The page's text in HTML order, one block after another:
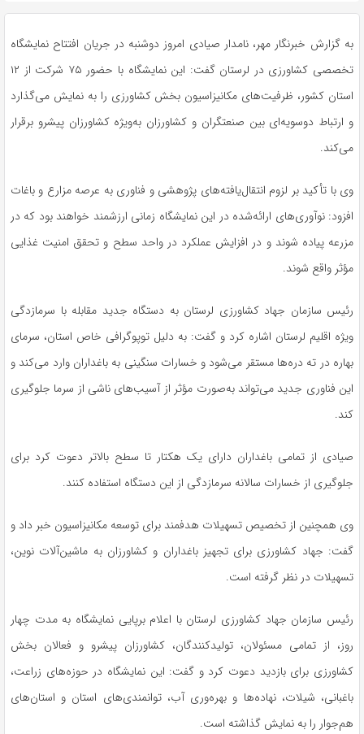
به گزارش خبرنگار مهر، نامدار صیادی امروز دوشنبه در جریان افتتاح نمایشگاه
تخصصی کشاورزی در لرستان گفت: این نمایشگاه با حضور ۷۵ شرکت از ۱۲
استان کشور، ظرفیت‌های مکانیزاسیون بخش کشاورزی را به نمایش می‌گذارد
و ارتباط دوسویه‌ای بین صنعتگران و کشاورزان به‌ویژه کشاورزان پیشرو برقرار
می‌کند.
وی با تأکید بر لزوم انتقال‌یافته‌های پژوهشی و فناوری به عرصه مزارع و باغات
افزود: نوآوری‌های ارائه‌شده در این نمایشگاه زمانی ارزشمند خواهند بود که در
مزرعه پیاده شوند و در افزایش عملکرد در واحد سطح و تحقق امنیت غذایی
مؤثر واقع شوند.
رئیس سازمان جهاد کشاورزی لرستان به دستگاه جدید مقابله با سرمازدگی
ویژه اقلیم لرستان اشاره کرد و گفت: به دلیل توپوگرافی خاص استان، سرمای
بهاره در ته دره‌ها مستقر می‌شود و خسارات سنگینی به باغداران وارد می‌کند و
این فناوری جدید می‌تواند به‌صورت مؤثر از آسیب‌های ناشی از سرما جلوگیری
کند.
صیادی از تمامی باغداران دارای یک هکتار تا سطح بالاتر دعوت کرد برای
جلوگیری از خسارات سالانه سرمازدگی از این دستگاه استفاده کنند.
وی همچنین از تخصیص تسهیلات هدفمند برای توسعه مکانیزاسیون خبر داد و
گفت: جهاد کشاورزی برای تجهیز باغداران و کشاورزان به ماشین‌آلات نوین،
تسهیلات در نظر گرفته است.
رئیس سازمان جهاد کشاورزی لرستان با اعلام برپایی نمایشگاه به مدت چهار
روز، از تمامی مسئولان، تولیدکنندگان، کشاورزان پیشرو و فعالان بخش
کشاورزی برای بازدید دعوت کرد و گفت: این نمایشگاه در حوزه‌های زراعت،
باغبانی، شیلات، نهاده‌ها و بهره‌وری آب، توانمندی‌های استان و استان‌های
هم‌جوار را به نمایش گذاشته است.